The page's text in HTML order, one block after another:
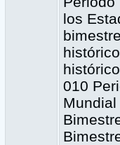
los
010